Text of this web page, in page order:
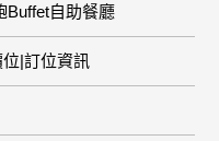
Buffet自助餐廳
|訂位資訊